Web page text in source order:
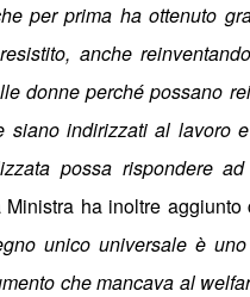
per prima ha ottenuto
anche
donne perchépossano
siano indirizzati al lavoro
possa rispondere
Ministra ha inoltre aggiunto
unico universale è
che mancava al